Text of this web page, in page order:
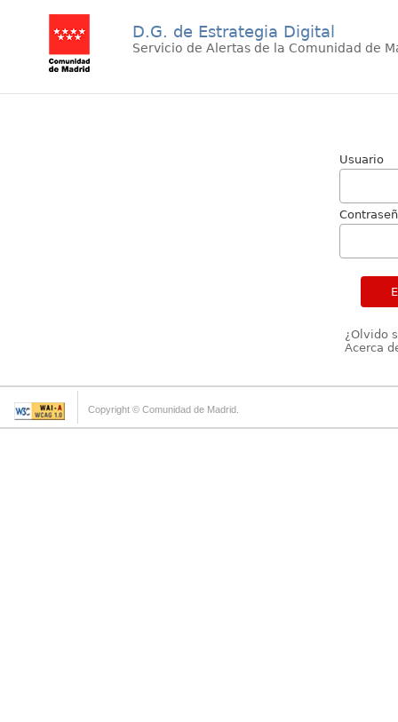
D.G. de Estrategia Digital
Servicio de Alertas de la Comunidad de
Usuario
¿Olvido
Acerca
Copyright © Comunidad de Madrid.